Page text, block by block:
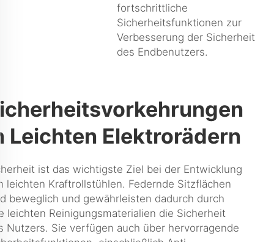
fortschrittliche
Sicherheitsfunktionen zur
Verbesserung der Sicherheit
des Endbenutzers.
Leichten Elektrorädern
ist das wichtigste Ziel bei der Entwicklung
leichten Kraftrollstühlen. Federnde Sitzflächen
beweglich und gewährleisten dadurch durch
leichten Reinigungsmaterialien die Sicherheit
Nutzers. Sie verfügen auch über hervorragende